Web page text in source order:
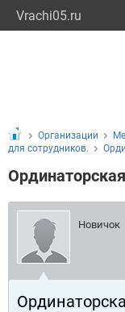
Vrachi05.ru
Организации
для сотрудников.
Новичок